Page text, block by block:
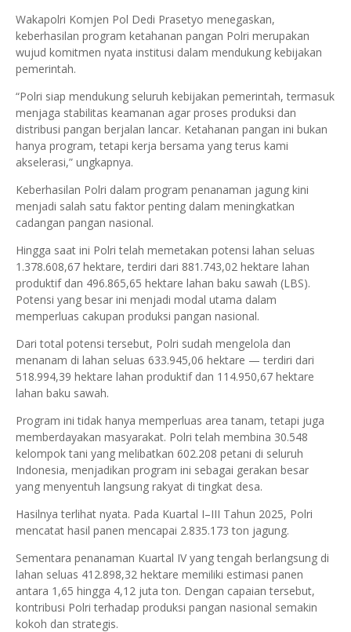
Wakapolri Komjen Pol Dedi Prasetyo menegaskan,
keberhasilan program ketahanan pangan Polri merupakan
wujud komitmen nyata institusi dalam mendukung kebijakan
pemerintah.
“Polri siap mendukung seluruh kebijakan pemerintah, termasuk
menjaga stabilitas keamanan agar proses produksi dan
distribusi pangan berjalan lancar. Ketahanan pangan ini bukan
hanya program, tetapi kerja bersama yang terus kami
akselerasi,” ungkapnya.
Keberhasilan Polri dalam program penanaman jagung kini
menjadi salah satu faktor penting dalam meningkatkan
cadangan pangan nasional.
Hingga saat ini Polri telah memetakan potensi lahan seluas
1.378.608,67 hektare, terdiri dari 881.743,02 hektare lahan
produktif dan 496.865,65 hektare lahan baku sawah (LBS).
Potensi yang besar ini menjadi modal utama dalam
memperluas cakupan produksi pangan nasional.
Dari total potensi tersebut, Polri sudah mengelola dan
menanam di lahan seluas 633.945,06 hektare — terdiri dari
518.994,39 hektare lahan produktif dan 114.950,67 hektare
lahan baku sawah.
Program ini tidak hanya memperluas area tanam, tetapi juga
memberdayakan masyarakat. Polri telah membina 30.548
kelompok tani yang melibatkan 602.208 petani di seluruh
Indonesia, menjadikan program ini sebagai gerakan besar
yang menyentuh langsung rakyat di tingkat desa.
Hasilnya terlihat nyata. Pada Kuartal I–III Tahun 2025, Polri
mencatat hasil panen mencapai 2.835.173 ton jagung.
Sementara penanaman Kuartal IV yang tengah berlangsung di
lahan seluas 412.898,32 hektare memiliki estimasi panen
antara 1,65 hingga 4,12 juta ton. Dengan capaian tersebut,
kontribusi Polri terhadap produksi pangan nasional semakin
kokoh dan strategis.